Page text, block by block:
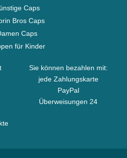
Caps
Bros Caps
Caps
für Kinder
Sie können bezahlen mit:
jede Zahlungskarte
PayPal
Überweisungen 24